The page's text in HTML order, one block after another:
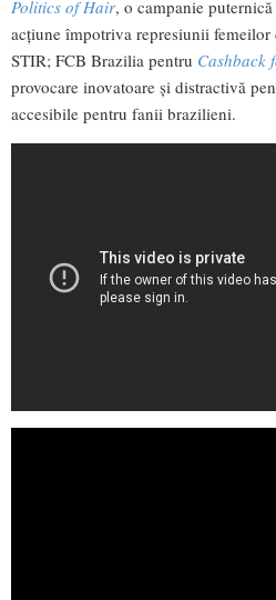
Politics of Hair, o campanie
acțiune împotriva represiunii
STIR; FCB Brazilia pentru Cashback
provocare inovatoare și distractivă
accesibile pentru fanii brazilieni.